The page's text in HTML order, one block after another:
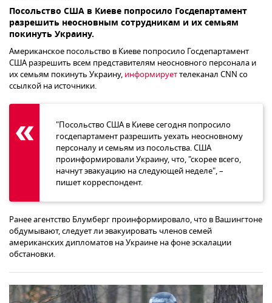
Посольство США в Киеве попросило Госдепартамент
разрешить неосновным сотрудникам и их семьям
покинуть Украину.
Американское посольство в Киеве попросило Госдепартамент
США разрешить всем представителям неосновного персонала и
их семьям покинуть Украину, информируеттелеканал CNN со
ссылкой на источники.
"Посольство США в Киеве сегодня попросило
госдепартамент разрешить уехать неосновному
персоналу и семьям из посольства. США
проинформировали Украину, что, "скорее всего,
начнут эвакуацию на следующей неделе", –
пишет корреспондент.
Ранее агентство Блумберг проинформировало, что в Вашингтоне
обдумывают, следует ли эвакуировать членов семей
американских дипломатов на Украине на фоне эскалации
обстановки.